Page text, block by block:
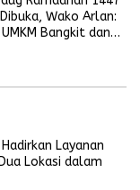
Wako Arlan:
Bangkit dan
Layanan
Lokasi dalam